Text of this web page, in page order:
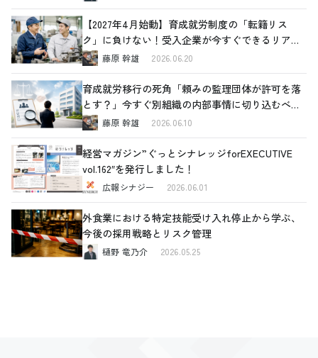
【2027年4月始動】育成就労制度の「転籍リス
ク」に負けない！受入企業が今すぐできるリアル
な対策藤原 幹雄 2026.06.20
育成就労移行の死角「頼みの監理団体が許可を落
とす？」今すぐ別組織の内部事情に切り込むべき
理由と、確認すべき4つの重要ポイント
藤原 幹雄 2026.06.10
経営マガジン”ぐっとシナレッジforEXECUTIVE
vol.162″を発行しました！
広報シナジー 2026.06.01
外食業における特定技能受け入れ停止から学ぶ、
今後の採用戦略とリスク管理
樋野 竜乃介 2026.05.25